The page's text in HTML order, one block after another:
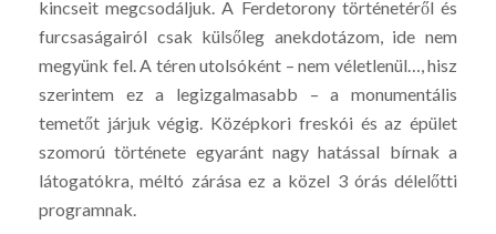
kincseit megcsodáljuk. A Ferdetorony történetéről és
furcsaságairól csak külsőleg anekdotázom, ide nem
megyünk fel. A téren utolsóként – nem véletlenül…, hisz
szerintem ez a legizgalmasabb – a monumentális
temetőt járjuk végig. Középkori freskói és az épület
szomorú története egyaránt nagy hatással bírnak a
látogatókra, méltó zárása ez a közel 3 órás délelőtti
programnak.